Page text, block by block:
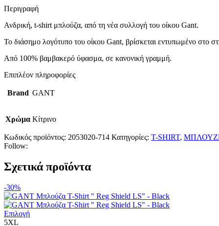
Περιγραφή
Ανδρική, t-shirt μπλούζα, από τη νέα συλλογή του οίκου Gant.
Το διάσημο λογότυπο του οίκου Gant, βρίσκεται εντυπωμένο στο
Από 100% βαμβακερό ύφασμα, σε κανονική γραμμή.
Επιπλέον πληροφορίες
Brand GANT
Χρώμα Κίτρινο
Κωδικός προϊόντος: 2053020-714 Κατηγορίες: T-SHIRT,
Follow:
Σχετικά προϊόντα
-30%
ΕπιλογήΑυτό
5XL